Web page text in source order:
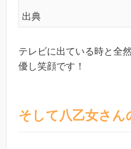
出典
テレビに出ている時と全
優し笑顔です！
そして八乙女さん